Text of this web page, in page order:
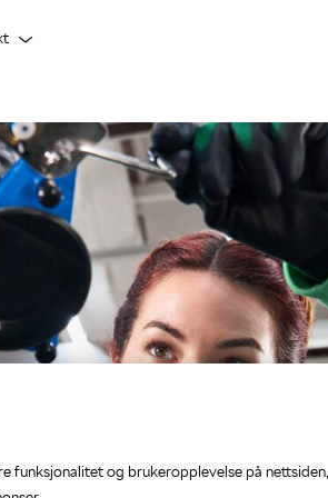
funksjonalitet og brukeropplevelse på nettsiden,